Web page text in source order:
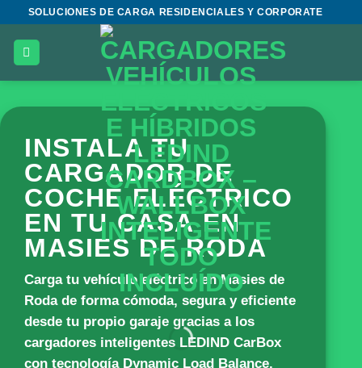
Saltar
contenido
SOLUCIONES DE CARGA RESIDENCIALES Y CORPORATE
INSTALA TU
CARGADOR DE
COCHE ELÉCTRICO
EN TU CASA EN
MASIES DE RODA
Carga tu vehículo eléctrico en Masies de
Roda de forma cómoda, segura y eficiente
desde tu propio garaje gracias a los
cargadores inteligentes LEDIND CarBox
con tecnología Dynamic Load Balance.